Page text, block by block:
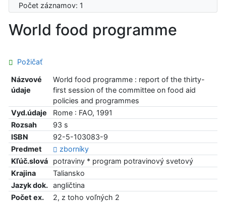
Počet záznamov: 1
World food programme
Požičať
Názvové
údaje
World food programme : report of the thirty-
first session of the committee on food aid
policies and programmes
Vyd.údaje
Rome : FAO, 1991
Rozsah
93 s
ISBN
92-5-103083-9
Predmet
zborníky
Kľúč.slová
potraviny * program potravinový svetový
Krajina
Taliansko
Jazyk dok.
angličtina
Počet ex.
2, z toho voľných 2